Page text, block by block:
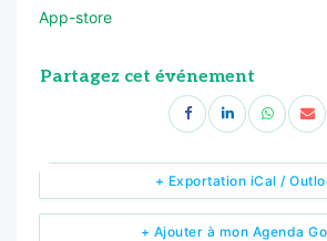
App-store
Partagez cet événement
+ Ajouter à mon Agenda
+ Exportation iCal /